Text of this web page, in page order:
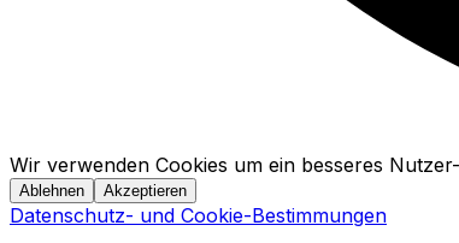
Wir verwenden Cookies um ein besseres
Ablehnen Akzeptieren
Datenschutz- und Cookie-Bestimmungen